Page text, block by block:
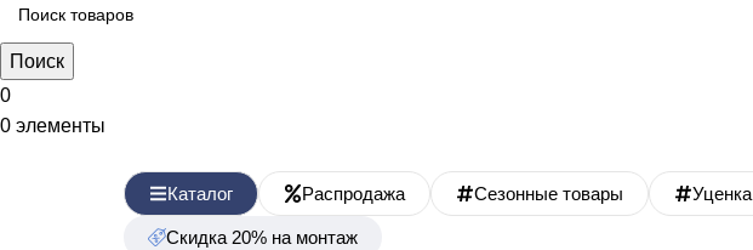
Поиск
0
0 элементы
Каталог Распродажа Сезонные товары Уценка
Скидка 20% на монтаж